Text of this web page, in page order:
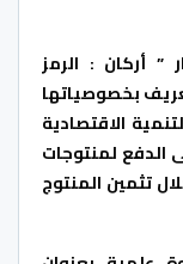
” أركان : الرمز
بخصوصياتها
الاقتصادية
الدفع لمنتوجات
تثمين المنتوج